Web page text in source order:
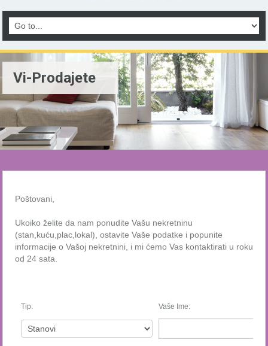
Vi-Prodajete
Poštovani,
Ukoiko želite da nam ponudite Vašu nekretninu
(stan,kuću,plac,lokal), ostavite Vaše podatke i popunite
informacije o Vašoj nekretnini, i mi ćemo Vas kontaktirati u roku
od 24 sata.
Tip: Vaše Ime: